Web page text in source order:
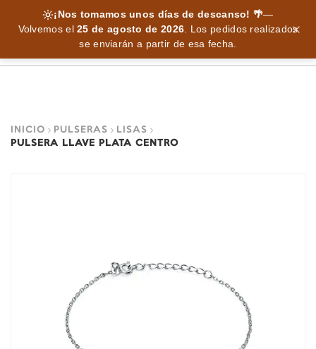
¡Nos tomamos unos días de descanso! 🌴—
Volvemos el25 de agosto de 2026. Los pedidos realizados
se enviarán a partir de esa fecha.
INICIO PULSERAS
LISAS
PULSERA LLAVE PLATA CENTRO